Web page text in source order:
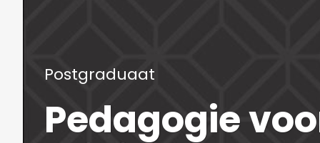
Postgraduaat
Ped­a­gogie